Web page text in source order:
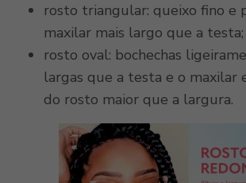
rosto triangular: queixo fino e
maxilar mais largo que a testa;
rosto oval: bochechas
largas que a testa e o maxilar
do rosto maior que a largura.